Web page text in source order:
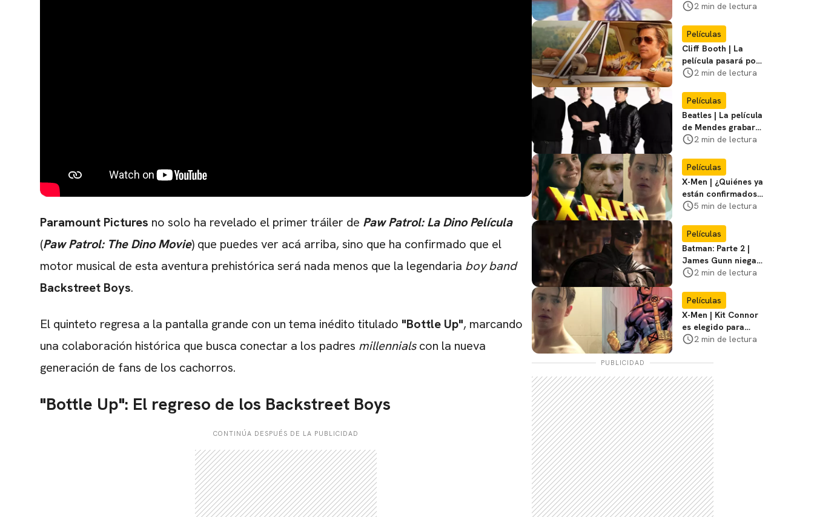
Paramount Pictures no solo ha revelado el primer tráiler de Paw Patrol: La Dino Película
(Paw Patrol: The Dino Movie) que puedes ver acá arriba, sino que ha confirmado que el
motor musical de esta aventura prehistórica será nada menos que la legendaria boy band
Backstreet Boys.
El quinteto regresa a la pantalla grande con un tema inédito titulado "Bottle Up", marcando
una colaboración histórica que busca conectar a los padres millennialscon la nueva
generación de fans de los cachorros.
"Bottle Up": El regreso de los Backstreet Boys
CONTINÚA DESPUÉS DE LA PUBLICIDAD
visitar el
Miasma
2 min de lectura
Películas
Cliff Booth | La
película pasará por
nuevas filmaciones
2 min de lectura
Películas
Beatles | La película
de Mendes grabará
escenas en la
2 min de lectura
Películas
X-Men | ¿Quiénes ya
están confirmados
en la película de
favoritos
5 min de lectura
Películas
Batman: Parte 2 |
James Gunn niega
que se filme la parte
2 min de lectura
Películas
X-Men | Kit Connor
es elegido para
interpretar a
película
2 min de lectura
PUBLICIDAD